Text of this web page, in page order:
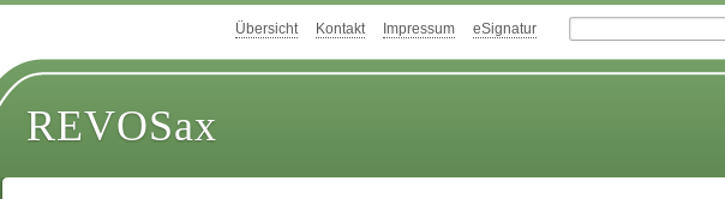
Übersicht Kontakt Impressum eSignatur
REVOSax